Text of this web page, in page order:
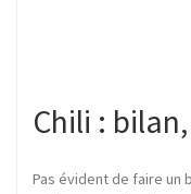
Chili :
Pas évident de faire un